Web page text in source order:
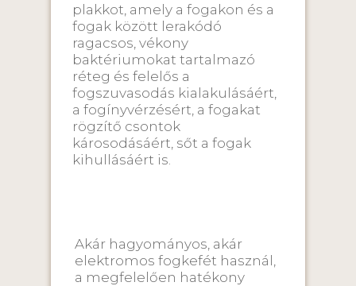
plakkot, amely a fogakon és a
fogak között lerakódó
ragacsos, vékony
baktériumokat tartalmazó
réteg és felelős a
fogszuvasodás kialakulásáért,
a fogínyvérzésért, a fogakat
rögzítő csontok
károsodásáért, sőt a fogak
kihullásáért is.
Akár hagyományos, akár
elektromos fogkefét használ,
a megfelelően hatékony